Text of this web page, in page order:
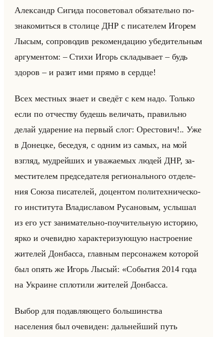
Алек­сандр Си­ги­да по­со­ве­то­вал обя­за­тельно по­
зна­ко­миться в сто­ли­це ДНР с пи­са­те­лем Иго­рем
Лысым, со­про­во­див ре­ко­мен­да­цию убе­ди­тельным
ар­гу­мен­том: – Стихи Игорь скла­ды­ва­ет – будь
здо­ров – и разит ими прямо в серд­це!
Всех мест­ных знает и све­дёт с кем надо. Только
если по от­че­ству бу­дешь ве­ли­чать, пра­вильно
делай уда­ре­ние на пер­вый слог: Оре­сто­вич!.. Уже
в До­нец­ке, бе­се­дуя, с одним из самых, на мой
взгляд, муд­рейших и ува­жа­емых людей ДНР, за­
ме­сти­те­лем пред­се­да­те­ля ре­ги­онально­го от­де­ле­
ния Союза пи­са­те­лей, до­цен­том по­ли­тех­ни­че­ско­
го ин­сти­ту­та Вла­ди­сла­вом Ру­са­но­вым, услы­шал
из его уст за­ни­ма­тельно-по­учи­тельную ис­то­рию,
ярко и оче­вид­но ха­рак­те­ри­зу­ющую на­стро­ение
жи­те­лей Дон­бас­са, глав­ным пер­со­на­жем ко­то­рой
был опять же Игорь Лысый: «События 2014 года
на Украине сплотили жителей Донбасса.
Выбор для подавляющего большинства
населения был очевиден: дальнейший путь